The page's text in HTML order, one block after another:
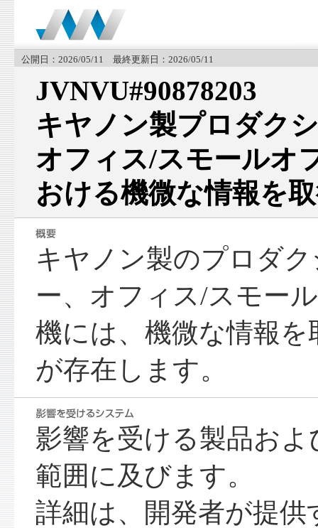
公開日：2026/05/11 最終更新日：2026/05/11
JVNVU#90878203
キヤノン製プロダク
オフィス/スモールオ
おける機微な情報を
キヤノン製のプロダ
ー、オフィス/スモー
機には、機微な情報を
が存在します。
影響を受ける製品お
範囲に及びます。
詳細は、開発者が提供